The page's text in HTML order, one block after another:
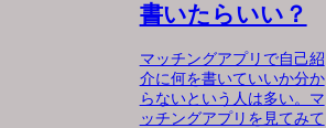
書いたらいい？
マッチングアプリで自己紹
介に何を書いていいか分か
らないという人は多い。マ
ッチングアプリを見てみて